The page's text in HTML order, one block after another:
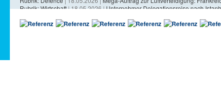
Rubrik: Wirtschaft| 18.05.2026 |Unternehmer-Delegationsreise nach